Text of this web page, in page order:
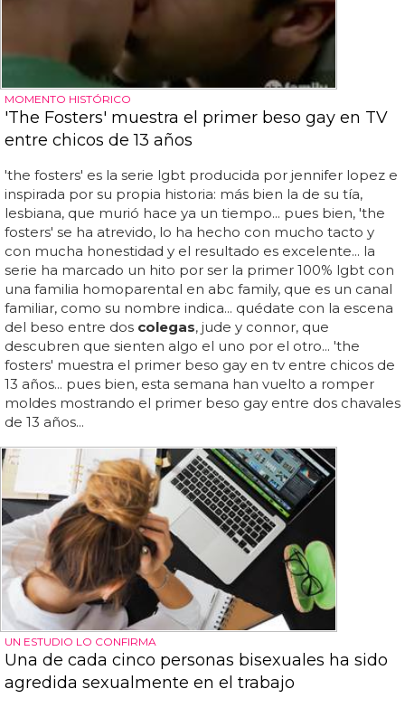
MOMENTO HISTÓRICO
'The Fosters' muestra el primer beso gay en TV
entre chicos de 13 años
'the fosters' es la serie lgbt producida por jennifer lopez e
inspirada por su propia historia: más bien la de su tía,
lesbiana, que murió hace ya un tiempo... pues bien, 'the
fosters' se ha atrevido, lo ha hecho con mucho tacto y
con mucha honestidad y el resultado es excelente... la
serie ha marcado un hito por ser la primer 100% lgbt con
una familia homoparental en abc family, que es un canal
familiar, como su nombre indica... quédate con la escena
del beso entre dos colegas, jude y connor, que
descubren que sienten algo el uno por el otro... 'the
fosters' muestra el primer beso gay en tv entre chicos de
13 años... pues bien, esta semana han vuelto a romper
moldes mostrando el primer beso gay entre dos chavales
de 13 años...
UN ESTUDIO LO CONFIRMA
Una de cada cinco personas bisexuales ha sido
agredida sexualmente en el trabajo